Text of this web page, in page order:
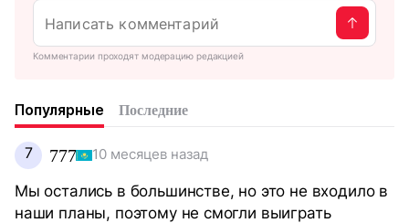
Комментарии проходят модерацию редакцией
Популярные Последние
7 777 10 месяцев назад
Мы остались в большинстве, но это не входило в
наши планы, поэтому не смогли выиграть